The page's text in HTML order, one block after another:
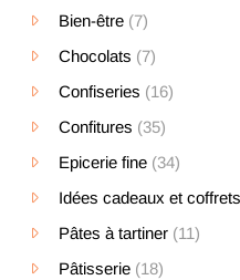
Bien-être (7)
Chocolats (7)
Confiseries (16)
Confitures (35)
Epicerie fine (34)
Idées cadeaux et coffrets
Pâtes à tartiner (11)
Pâtisserie (18)